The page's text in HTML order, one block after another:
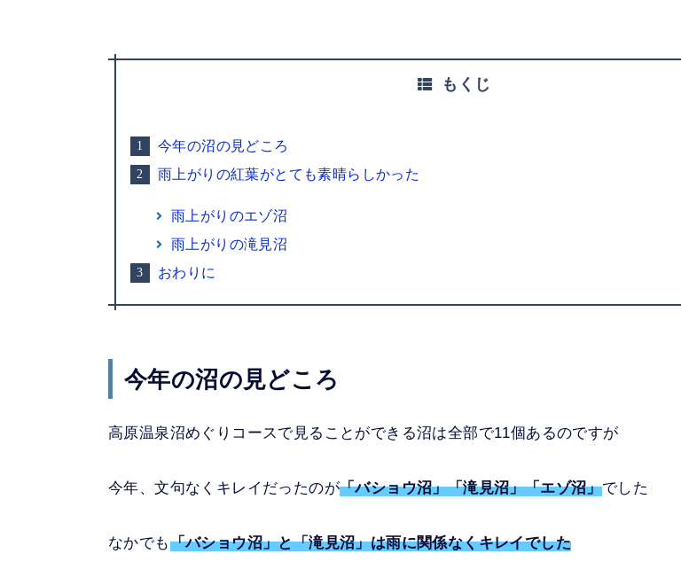
もくじ
今年の沼の見どころ
雨上がりの紅葉がとても素晴らしかった
雨上がりのエゾ沼
雨上がりの滝見沼
おわりに
今年の沼の見どころ
高原温泉沼めぐりコースで見ることができる沼は全部で11個あるのですが
今年、文句なくキレイだったのが「バショウ沼」「滝見沼」「エゾ沼」でした
なかでも「バショウ沼」と「滝見沼」は雨に関係なくキレイでした